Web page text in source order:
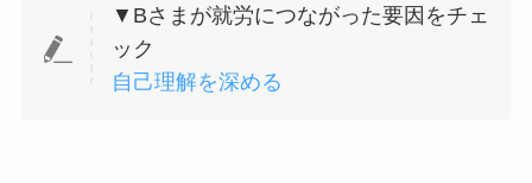
▼Bさまが就労につながった要因をチェ
ック
自己理解を深める